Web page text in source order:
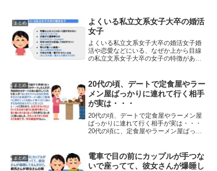
ンチして買い物してジムでヨガをやっ
て…という感じだ。こういう...
まとめ
よくいる私立文系女子大卒の婚活
女子
よくいる私立文系女子大卒の婚活女子婚
活や恋愛などにいる、なぜか上から目線
の私立文系女子大卒の女子の特徴がある
pic.twitter.com/AvCmvBgaMV— ゆな先生
(...
まとめ
20代の頃、デートで定食屋やラー
メン屋ばっかりに連れて行く相手
が実は・・・
20代の頃、デートで定食屋やラーメン屋
ばっかりに連れて行く相手が実は・・・
20代の頃に、定食屋やラーメン屋ばっか
の声紹介してくれた男性が友達に「付き
合えそう」って話して...
まとめ
電車で目の前にカップルが手つな
いで座ってて、彼女さんが爆睡し